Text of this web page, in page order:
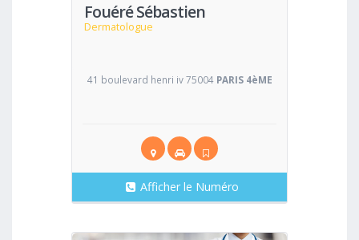
Fouéré Sébastien
Dermatologue
41 boulevard henri iv 75004 PARIS 4èME
Afficher le Numéro